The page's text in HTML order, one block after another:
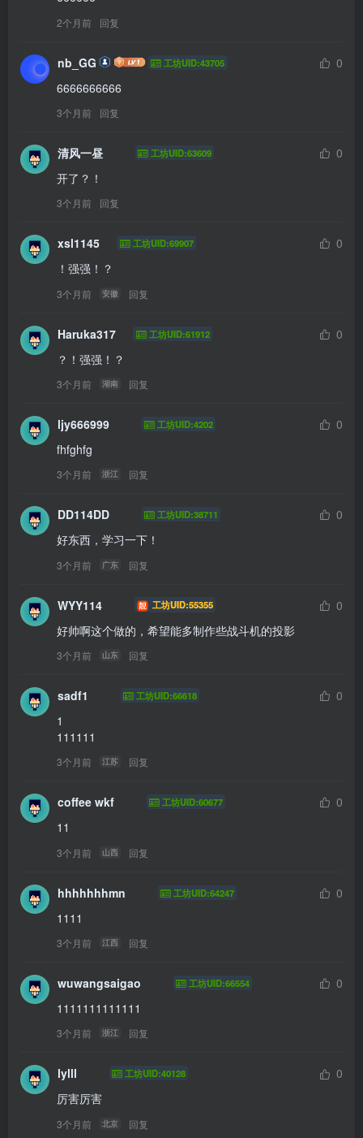
2个月前 回复
nb_GG 工坊UID:43705
0
6666666666
3个月前 回复
清风一昼 工坊UID:63609
0
开了？！
3个月前 回复
xsl1145 工坊UID:69907
0
！强强！？
3个月前 安徽 回复
Haruka317 工坊UID:61912
0
？！强强！？
3个月前 湖南 回复
ljy666999 工坊UID:4202
0
fhfghfg
3个月前 浙江 回复
DD114DD 工坊UID:38711
0
好东西，学习一下！
3个月前 广东 回复
WYY114 工坊UID:55355
0
好帅啊这个做的，希望能多制作些战斗机的投影
3个月前 山东 回复
sadf1 工坊UID:66618
0
1
111111
3个月前 江苏 回复
coffee wkf 工坊UID:60677
0
11
3个月前 山西 回复
hhhhhhhmn 工坊UID:64247
0
1111
3个月前 江西 回复
wuwangsaigao 工坊UID:66554
0
1111111111111
3个月前 浙江 回复
lylll 工坊UID:40128
0
厉害厉害
3个月前 北京 回复